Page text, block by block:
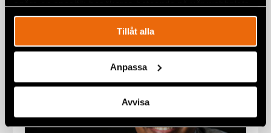
spåra en specifik besökares beteende på vår webbplats.
Tillåt alla
Anpassa
Avvisa